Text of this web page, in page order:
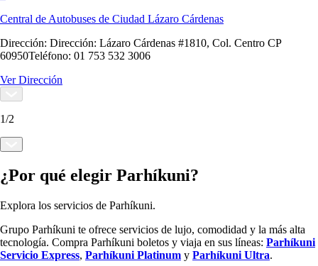
Central de Autobuses de Ciudad Lázaro Cárdenas
Dirección: Dirección: Lázaro Cárdenas #1810, Col. Centro CP
60950Teléfono: 01 753 532 3006
Ver Dirección
1/2
¿Por qué elegir Parhíkuni?
Explora los servicios de Parhíkuni.
Grupo Parhíkuni te ofrece servicios de lujo, comodidad y la más alta
tecnología. Compra Parhíkuni boletos y viaja en sus líneas: Parhíkuni
Servicio Express, Parhíkuni Platinum y Parhíkuni Ultra.